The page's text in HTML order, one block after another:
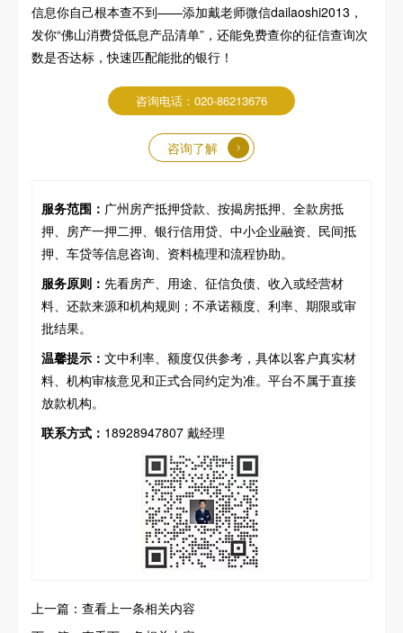
信息你自己根本查不到——添加戴老师微信dailaoshi2013，
发你“佛山消费贷低息产品清单”，还能免费查你的征信查询次
数是否达标，快速匹配能批的银行！
咨询电话：020-86213676
咨询了解
服务范围： 广州房产抵押贷款、按揭房抵押、全款房抵
押、房产一押二押、银行信用贷、中小企业融资、民间抵
押、车贷等信息咨询、资料梳理和流程协助。
服务原则： 先看房产、用途、征信负债、收入或经营材
料、还款来源和机构规则；不承诺额度、利率、期限或审
批结果。
温馨提示： 文中利率、额度仅供参考，具体以客户真实材
料、机构审核意见和正式合同约定为准。平台不属于直接
放款机构。
联系方式： 18928947807 戴经理
上一篇：查看上一条相关内容